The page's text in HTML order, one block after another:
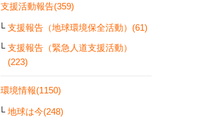
支援活動報告(359)
支援報告（地球環境保全活動）(61)
支援報告（緊急人道支援活動）
(223)
環境情報(1150)
地球は今(248)